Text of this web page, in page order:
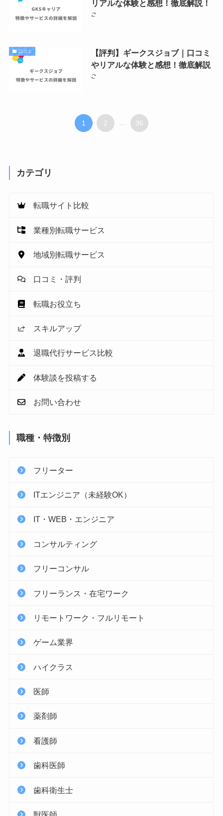
リアルな体験と感想！徹底解説！
口コミ
【評判】ギークスジョブ｜口コミ
やリアルな体験と感想！徹底解説
1 2 36
カテゴリ
転職サイト比較
業種別転職サービス
地域別転職サービス
口コミ・評判
転職お役立ち
スキルアップ
退職代行サービス比較
体験談を投稿する
お問い合わせ
職種・特徴別
フリーター
ITエンジニア（未経験OK）
IT・WEB・エンジニア
コンサルティング
フリーコンサル
フリーランス・在宅ワーク
リモートワーク・フルリモート
ゲーム業界
ハイクラス
医師
薬剤師
看護師
歯科医師
歯科衛生士